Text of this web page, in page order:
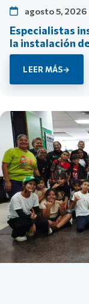
agosto 5, 2026
Especialistas
la instalación
LEER MÁS